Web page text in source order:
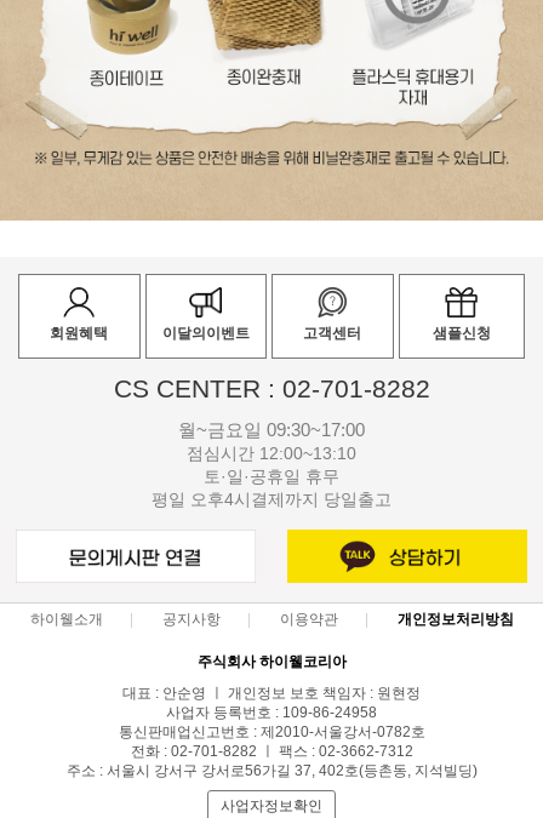
회원혜택 이달의이벤트 고객센터 샘플신청
CS CENTER : 02-701-8282
월~금요일 09:30~17:00
점심시간 12:00~13:10
토·일·공휴일 휴무
평일 오후4시결제까지 당일출고
하이웰소개 공지사항 이용약관 개인정보처리방침
주식회사 하이웰코리아
대표 : 안순영 ㅣ 개인정보 보호 책임자 : 원현정
사업자 등록번호 : 109-86-24958
통신판매업신고번호 : 제2010-서울강서-0782호
전화 : 02-701-8282 ㅣ 팩스 : 02-3662-7312
주소 : 서울시 강서구 강서로56가길 37, 402호(등촌동, 지석빌딩)
사업자정보확인